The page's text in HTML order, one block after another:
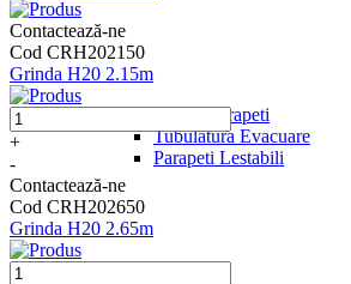
Tubulatura si Parapeti
Tubulatura Evacuare
Parapeti Lestabili
Contactează-ne
Cod CRH202150
Grinda H20 2.15m
+
-
Contactează-ne
Cod CRH202650
Grinda H20 2.65m